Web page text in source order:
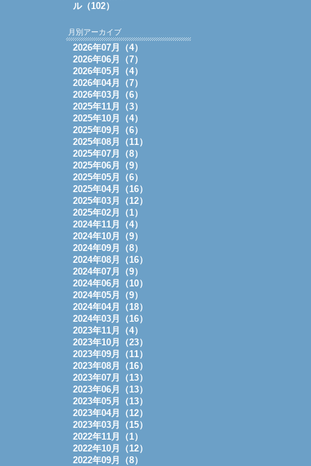
ル（102）
月別アーカイブ
2026年07月（4）
2026年06月（7）
2026年05月（4）
2026年04月（7）
2026年03月（6）
2025年11月（3）
2025年10月（4）
2025年09月（6）
2025年08月（11）
2025年07月（8）
2025年06月（9）
2025年05月（6）
2025年04月（16）
2025年03月（12）
2025年02月（1）
2024年11月（4）
2024年10月（9）
2024年09月（8）
2024年08月（16）
2024年07月（9）
2024年06月（10）
2024年05月（9）
2024年04月（18）
2024年03月（16）
2023年11月（4）
2023年10月（23）
2023年09月（11）
2023年08月（16）
2023年07月（13）
2023年06月（13）
2023年05月（13）
2023年04月（12）
2023年03月（15）
2022年11月（1）
2022年10月（12）
2022年09月（8）